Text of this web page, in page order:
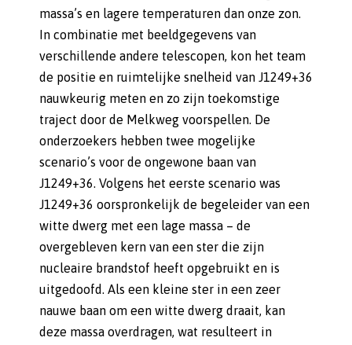
massa’s en lagere temperaturen dan onze zon.
In combinatie met beeldgegevens van
verschillende andere telescopen, kon het team
de positie en ruimtelijke snelheid van J1249+36
nauwkeurig meten en zo zijn toekomstige
traject door de Melkweg voorspellen. De
onderzoekers hebben twee mogelijke
scenario’s voor de ongewone baan van
J1249+36. Volgens het eerste scenario was
J1249+36 oorspronkelijk de begeleider van een
witte dwerg met een lage massa – de
overgebleven kern van een ster die zijn
nucleaire brandstof heeft opgebruikt en is
uitgedoofd. Als een kleine ster in een zeer
nauwe baan om een witte dwerg draait, kan
deze massa overdragen, wat resulteert in